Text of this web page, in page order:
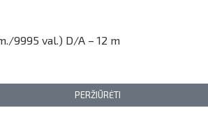
9995 val.) D/A – 12 m
PERŽIŪRĖTI